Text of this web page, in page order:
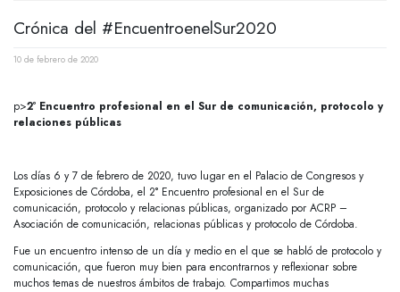
Crónica del #EncuentroenelSur2020
10 de febrero de 2020
p>2º Encuentro profesional en el Sur de comunicación, protocolo y
relaciones públicas
Los días 6 y 7 de febrero de 2020, tuvo lugar en el Palacio de Congresos y
Exposiciones de Córdoba, el 2° Encuentro profesional en el Sur de
comunicación, protocolo y relacionas públicas, organizado por ACRP –
Asociación de comunicación, relacionas públicas y protocolo de Córdoba.
Fue un encuentro intenso de un día y medio en el que se habló de protocolo y
comunicación, que fueron muy bien para encontrarnos y reflexionar sobre
muchos temas de nuestros ámbitos de trabajo. Compartimos muchas